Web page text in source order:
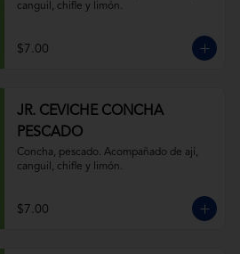
canguil, chifle y limón.
$7.00
JR. CEVICHE CONCHA
PESCADO
Concha, pescado. Acompañado de ají,
canguil, chifle y limón.
$7.00